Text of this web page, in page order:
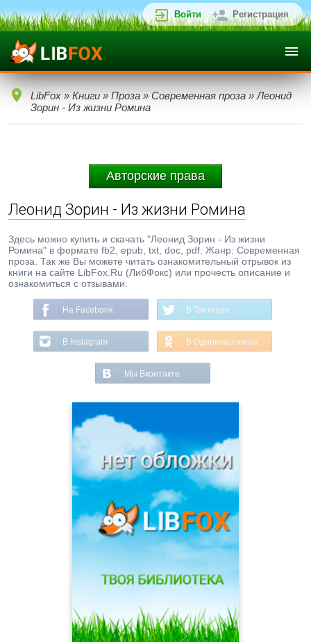
Войти Регистрация
LibFox » Книги » Проза » Современная проза » Леонид
Зорин - Из жизни Ромина
Авторские права
Леонид Зорин - Из жизни Ромина
Здесь можно купить и скачать "Леонид Зорин - Из жизни
Ромина" в формате fb2, epub, txt, doc, pdf. Жанр: Современная
проза. Так же Вы можете читать ознакомительный отрывок из
книги на сайте LibFox.Ru (ЛибФокс) или прочесть описание и
ознакомиться с отзывами.
На Facebook В Твиттере
В Instagram В Одноклассниках
Мы Вконтакте